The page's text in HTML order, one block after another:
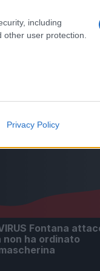
including
user protection.
Privacy Policy
Fontana
non ha ordinato